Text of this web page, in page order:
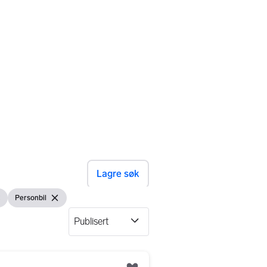
Lagre søk
filteret
Vis filter
Personbil Fjern filteret